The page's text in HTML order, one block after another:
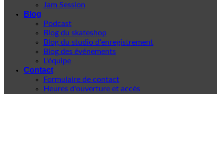
Jam Session
Blog
Podcast
Blog du skateshop
Blog du studio d'enregistrement
Blog des événements
L'équipe
Contact
Formulaire de contact
Heures d'ouverture et accès